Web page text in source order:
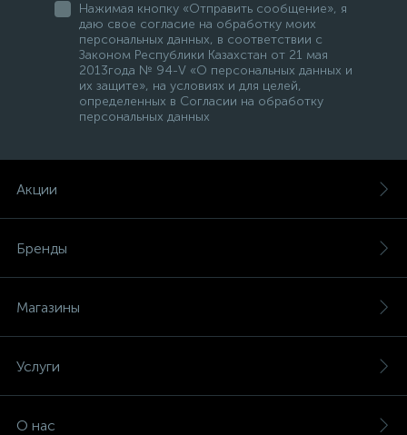
Нажимая кнопку «Отправить сообщение», я
даю свое согласие на обработку моих
персональных данных, в соответствии с
Законом Республики Казахстан от 21 мая
2013года № 94-V «О персональных данных и
их защите», на условиях и для целей,
определенных в Согласии на обработку
персональных данных
Акции
Бренды
Магазины
Услуги
О нас